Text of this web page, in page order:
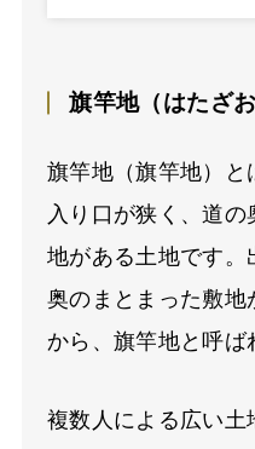
旗竿地（はたざ
旗竿地（旗竿地）と
入り口が狭く、道
地がある土地です。
奥のまとまった敷地
から、旗竿地と呼ば
複数人による広い土